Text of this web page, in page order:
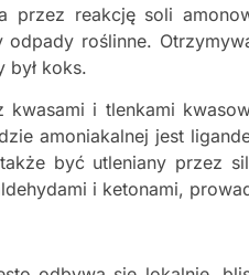
przez reakcję soli
roślinne.
był koks.
i tlenkami
amoniakalnej jest
być utleniany przez
i ketonami,